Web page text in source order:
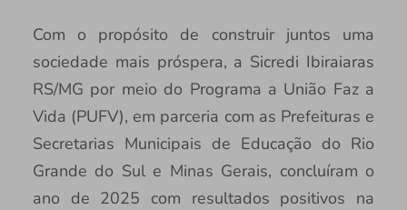
Com o propósito de construir juntos uma
sociedade mais próspera, a Sicredi Ibiraiaras
RS/MG por meio do Programa a União Faz a
Vida (PUFV), em parceria com as Prefeituras e
Secretarias Municipais de Educação do Rio
Grande do Sul e Minas Gerais, concluíram o
ano de 2025 com resultados positivos na